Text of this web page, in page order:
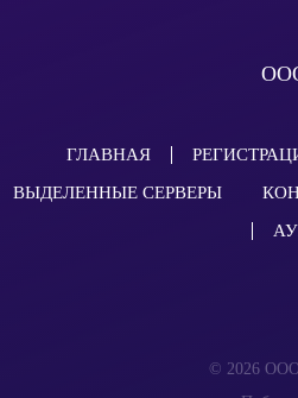
ГЛАВНАЯ
ВЫДЕЛЕННЫЕ СЕРВЕРЫ
© 2026